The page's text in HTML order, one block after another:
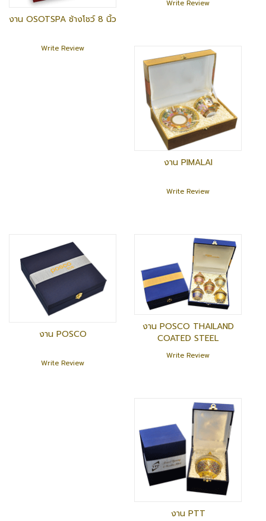
งาน OSOTSPA ช้างโชว์ 8 นิ้ว
Write Review
Write Review
งาน PIMALAI
Write Review
งาน POSCO
Write Review
งาน POSCO THAILAND
COATED STEEL
Write Review
งาน PTT